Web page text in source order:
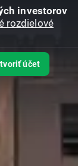
investorov
rozdielové
účet